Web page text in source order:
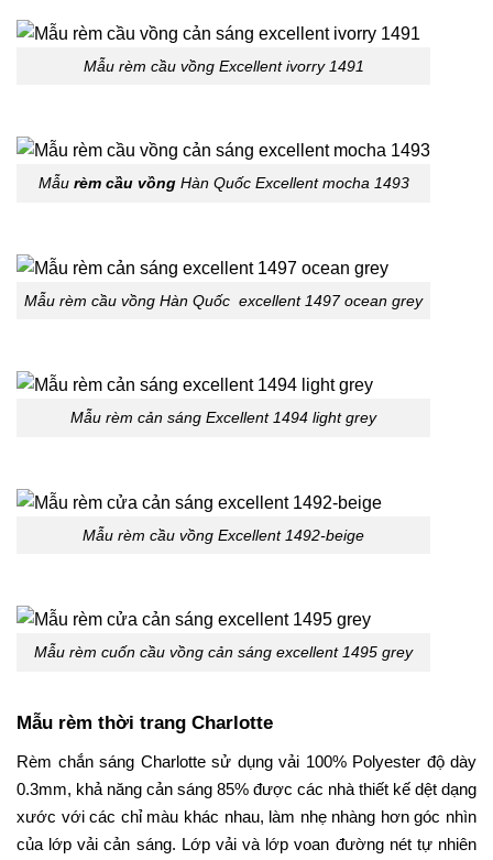
Mẫu rèm cầu vồng Excellent ivorry 1491
Mẫu rèm cầu vồngHàn Quốc Excellent mocha 1493
Mẫu rèm cầu vồng Hàn Quốc excellent 1497 ocean grey
Mẫu rèm cản sáng Excellent 1494 light grey
Mẫu rèm cầu vồng Excellent 1492-beige
Mẫu rèm cuốn cầu vồng cản sáng excellent 1495 grey
Mẫu rèm thời trang Charlotte
Rèm chắn sáng Charlotte sử dụng vải 100% Polyester độ dày
0.3mm, khả năng cản sáng 85% được các nhà thiết kế dệt dạng
xước với các chỉ màu khác nhau, làm nhẹ nhàng hơn góc nhìn
của lớp vải cản sáng. Lớp vải và lớp voan đường nét tự nhiên